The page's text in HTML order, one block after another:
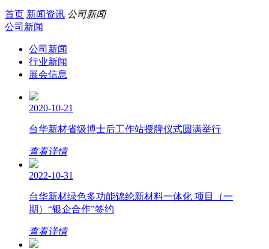
首页 新闻资讯 公司新闻
公司新闻
公司新闻
行业新闻
展会信息
2020-10-21
台华新材省级博士后工作站授牌仪式圆满举行
查看详情
2022-10-31
台华新材绿色多功能锦纶新材料一体化 项目（一
期）“银企合作”签约
查看详情